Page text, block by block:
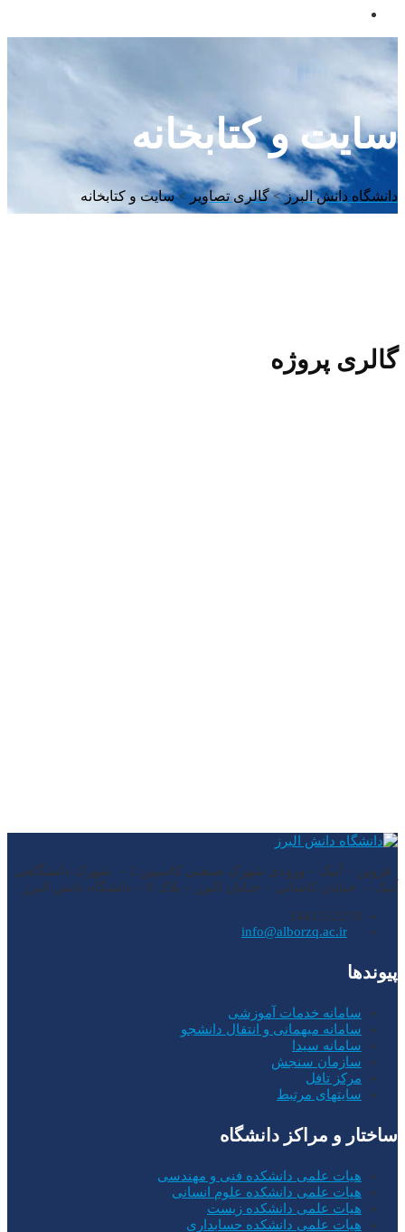
سایت و کتابخانه
دانشگاه دانش البرز>گالری تصاویر>سایت و کتابخانه
گالری پروژه
قزوین – آبیک – ورودی شهرک صنعتی کاسپین 2 – شهرک دانشگاهی
آبیک – خیابان کاشانی – خیابان البرز – پلاک 0 – دانشگاه دانش البرز
3441152278
info@alborzq.ac.ir
پیوندها
سامانه خدمات آموزشی
سامانه میهمانی و انتقال دانشجو
سامانه سیدا
سازمان سنجش
مرکز تافل
سایتهای مرتبط
ساختار و مراکز دانشگاه
هیات علمی دانشکده فنی و مهندسی
هیات علمی دانشکده علوم انسانی
هیات علمی دانشکده زیست
هیات علمی دانشکده حسابداری